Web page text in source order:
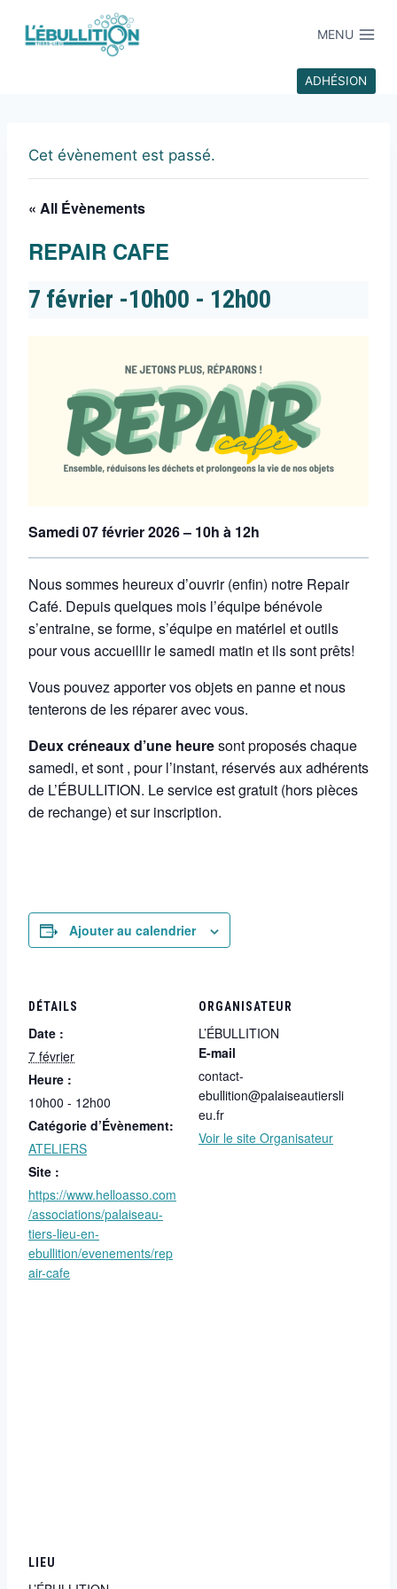
MENU
ADHÉSION
Cet évènement est passé.
« All Évènements
REPAIR CAFE
7 février -10h00 - 12h00
Samedi 07 février 2026 – 10h à 12h
Nous sommes heureux d’ouvrir (enfin) notre Repair
Café. Depuis quelques mois l’équipe bénévole
s’entraine, se forme, s’équipe en matériel et outils
pour vous accueillir le samedi matin et ils sont prêts!
Vous pouvez apporter vos objets en panne et nous
tenterons de les réparer avec vous.
Deux créneaux d’une heuresont proposés chaque
samedi, et sont , pour l’instant, réservés aux adhérents
de L’ÉBULLITION. Le service est gratuit (hors pièces
de rechange) et sur inscription.
Ajouter au calendrier
DÉTAILS
Date :
7 février
Heure :
10h00 - 12h00
Catégorie d’Évènement:
ATELIERS
Site :
https://www.helloasso.com
/associations/palaiseau-
tiers-lieu-en-
ebullition/evenements/rep
air-cafe
ORGANISATEUR
L’ÉBULLITION
E-mail
contact-
ebullition@palaiseautiersli
eu.fr
Voir le site Organisateur
LIEU